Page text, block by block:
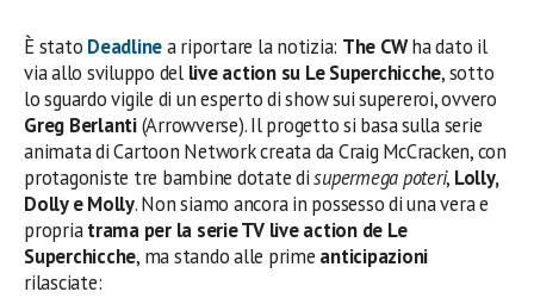
È stato Deadlinea riportare la notizia: The CWha dato il
via allo sviluppo dellive action su Le Superchicche, sotto
lo sguardo vigile di un esperto di show sui supereroi, ovvero
Greg Berlanti(Arrowverse). Il progetto si basa sulla serie
animata di Cartoon Network creata da Craig McCracken, con
protagoniste tre bambine dotate disupermega poteri, Lolly,
Dolly e Molly. Non siamo ancora in possesso di una vera e
propriatrama per la serie TV live action de Le
Superchicche, ma stando alle prime anticipazioni
rilasciate: